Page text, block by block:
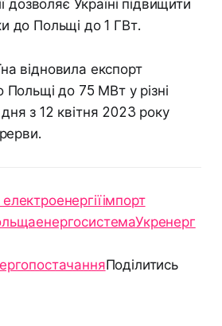
дозволяє Україні підвищити
до Польщі до 1 ГВт.
відновила експорт
Польщі до 75 МВт у різні
з 12 квітня 2023 року
імпорт
енергосистемаУкренерг
Поділитись